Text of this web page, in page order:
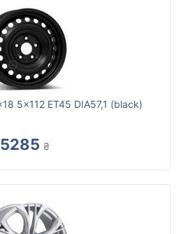
5x112 ET45 DIA57,1 (black)
5285 ₴